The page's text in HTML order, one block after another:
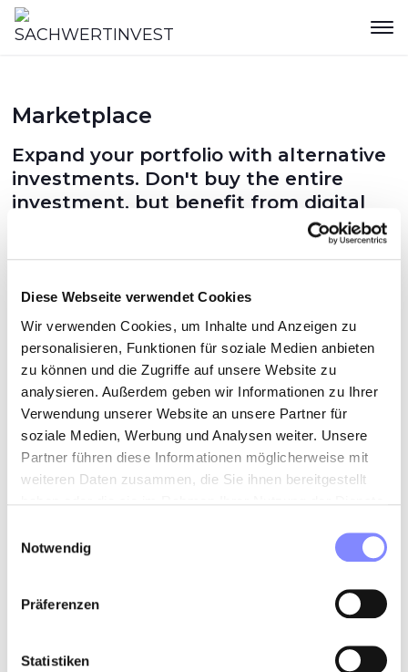
Diese Webseite verwendet Cookies
Wir verwenden Cookies, um Inhalte und Anzeigen zu
personalisieren, Funktionen für soziale Medien anbieten
zu können und die Zugriffe auf unsere Website zu
analysieren. Außerdem geben wir Informationen zu Ihrer
Verwendung unserer Website an unsere Partner für
soziale Medien, Werbung und Analysen weiter. Unsere
Partner führen diese Informationen möglicherweise mit
weiteren Daten zusammen, die Sie ihnen bereitgestellt
Notwendig
Präferenzen
Statistiken
Marketplace
Expand your portfolio with alternative
investments. Don't buy the entire
investment, but benefit from digital
Risk Warning: Acquiring this security carries
significant risks and may lead to a total loss of the
invested capital.
* Past performance, simulations or forecasts are not
a reliable indicator of future performance.